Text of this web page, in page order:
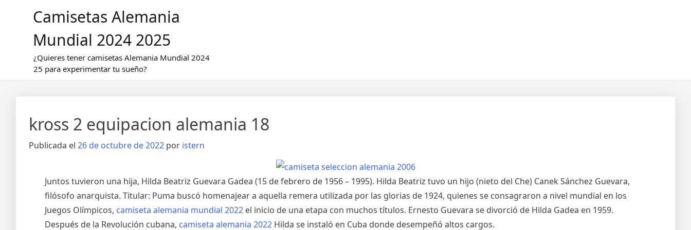
Camisetas Alemania
Mundial 2024 2025
¿Quieres tener camisetas Alemania Mundial 2024
25 para experimentar tu sueño?
kross 2 equipacion alemania 18
Publicada el 26 de octubre de 2022 por istern
Juntos tuvieron una hija, Hilda Beatriz Guevara Gadea (15 de febrero de 1956 – 1995). Hilda Beatriz tuvo un hijo (nieto del Che) Canek Sánchez Guevara,
filósofo anarquista. Titular: Puma buscó homenajear a aquella remera utilizada por las glorias de 1924, quienes se consagraron a nivel mundial en los
Juegos Olímpicos, camiseta alemania mundial 2022 el inicio de una etapa con muchos títulos. Ernesto Guevara se divorció de Hilda Gadea en 1959.
Después de la Revolución cubana, camiseta alemania 2022 Hilda se instaló en Cuba donde desempeñó altos cargos.